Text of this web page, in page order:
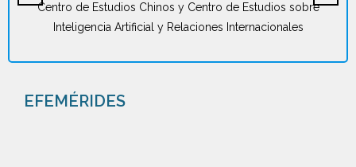
Centro de Estudios Chinos y Centro de Estudios sobre
Inteligencia Artificial y Relaciones Internacionales
EFEMÉRIDES